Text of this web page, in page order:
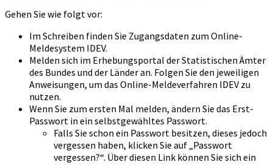
Gehen Sie wie folgt vor:
Im Schreiben finden Sie Zugangsdaten zum Online-
Meldesystem IDEV.
Melden sich im Erhebungsportal der Statistischen Ämter
des Bundes und der Länder an. Folgen Sie den jeweiligen
Anweisungen, um das Online-Meldeverfahren IDEV zu
nutzen.
Wenn Sie zum ersten Mal melden, ändern Sie das Erst-
Passwort in ein selbstgewähltes Passwort.
Falls Sie schon ein Passwort besitzen, dieses jedoch
vergessen haben, klicken Sie auf „Passwort
vergessen?“. Über diesen Link können Sie sich ein